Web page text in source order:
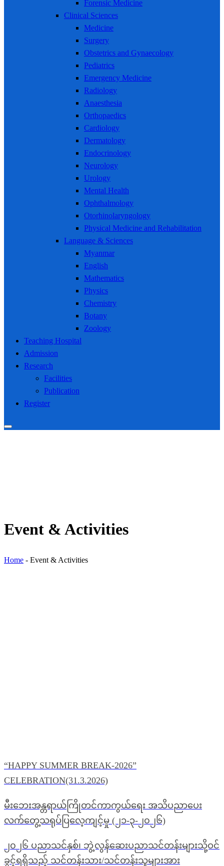
Forensic Medicine
Clinical Sciences
Medicine
Surgery
Obstetrics and Gynaecology
Pediatrics
Emergency Medicine
Radiology
Anaesthesia
Orthopaedics
Cardiology
Dermatology
Endocrinology
Neurology
Urology
Mental Health
Ophthalmology
Otorhinolaryngology
Physical Medicine and Rehabilitation
Language & Sciences
Myanmar
English
Mathematics
Physics
Chemistry
Botany
Zoology
Teaching Hospital
Admission
Research
Facilities
Publication
Register
Event & Activities
Home - Event & Activities
“HAPPY SUMMER BREAK-2026”
CELEBRATION(31.3.2026)
မီးဘေးအန္တရာယ်ကြိုတင်ကာကွယ်ရေး အသိပညာပေး
လက်တွေ့သရုပ်ပြလေ့ကျင့်မှု (၂၁-၃-၂၀၂၆)
၂၀၂၆ ပညာသင်နှစ်၊ ဘွဲ့လွန်ဆေးပညာသင်တန်းများသို့ဝင်
ခွင့်ရရှိသည့် သင်တန်းသား/သင်တန်းသူများအား